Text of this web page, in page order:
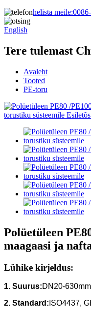
helista meile:
English
Tere tulemast
Avaleht
Tooted
PE-toru
Polüetüleen
maagaasi ja
Lühike kirjeldus:
1. Suurus:DN20-
2. Standard: ISO4437,